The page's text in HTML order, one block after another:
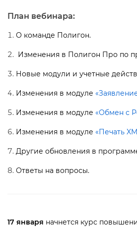
План вебинара:
О команде Полигон.
Изменения в Полигон Про по
Новые модули и учетные
Изменения в модуле
Изменения в модуле «Обмен с
Изменения в модуле «Печать
Другие обновления в
Ответы на вопросы.
17 января начнется курс